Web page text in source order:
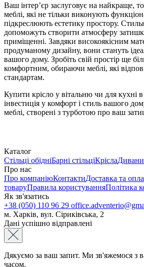
Ваш інтер’єр заслуговує на найкраще,
меблі, які не тільки виконують
підкреслюють естетику простору.
допоможуть створити атмосферу
приміщенні. Завдяки високоякісним
продуманому дизайну, вони стануть
вашого дому. Зробіть свій простір ще
комфортним, обираючи меблі, які
стандартам.
Купити крісло у вітальню чи для кухні
інвестиція у комфорт і стиль вашого
меблі, створені з турботою про ваш
Каталог
Стільці обідніБарні стільціКріслаДивани
Про нас
Про компаніюКонтактиДоставка та
товаруПравила користуванняПолітика
Як зв'язатись
+38 (050) 110 96 29
м. Харків, вул. Сіриківська, 2
Дані успішно відправлені
Дякуємо за ваш запит. Ми зв'яжемося з
часом.